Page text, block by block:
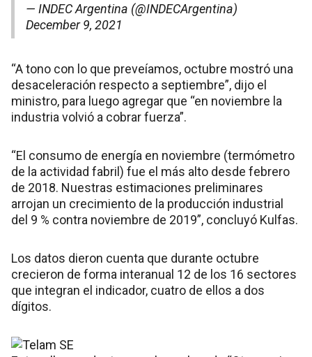
— INDEC Argentina (@INDECArgentina)
December 9, 2021
“A tono con lo que preveíamos, octubre mostró una
desaceleración respecto a septiembre”, dijo el
ministro, para luego agregar que “en noviembre la
industria volvió a cobrar fuerza”.
“El consumo de energía en noviembre (termómetro
de la actividad fabril) fue el más alto desde febrero
de 2018. Nuestras estimaciones preliminares
arrojan un crecimiento de la producción industrial
del 9 % contra noviembre de 2019”, concluyó Kulfas.
Los datos dieron cuenta que durante octubre
crecieron de forma interanual 12 de los 16 sectores
que integran el indicador, cuatro de ellos a dos
dígitos.